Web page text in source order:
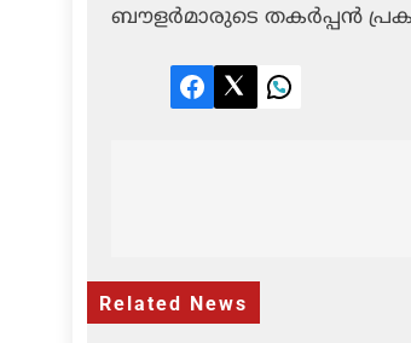
ബൗളര്‍മാരുടെ തകര്‍പ്പന്‍
Facebook
TwitterLinkedIn
Related News